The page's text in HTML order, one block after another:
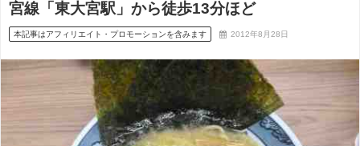
宮線「東大宮駅」から徒歩13分ほど
本記事はアフィリエイト・プロモーションを含みます 2012年8月28日